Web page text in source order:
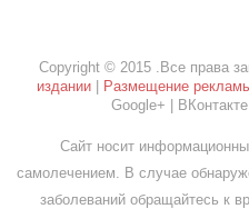
Copyright © 2015 .Все права
издании| Размещение
Google+ |
Сайт носит
самолечением. В случае
заболеваний обращайтесь к